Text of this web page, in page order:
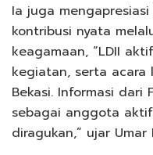
Ia juga
kontribusi nyata
keagamaan, “LDII
kegiatan, serta acara
Bekasi. Informasi dari
sebagai anggota
diragukan,” ujar Umar